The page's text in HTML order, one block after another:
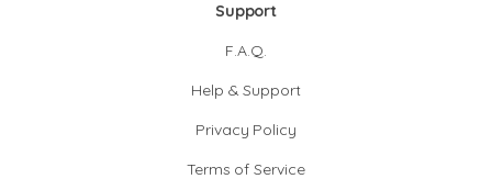
Support
F.A.Q.
Help & Support
Privacy Policy
Terms of Service